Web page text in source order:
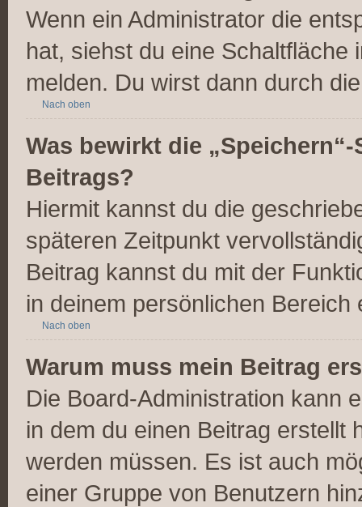
Wenn ein Administrator die
hat, siehst du eine
melden. Du wirst dann durch
Nach oben
Was bewirkt die
Beitrags?
Hiermit kannst du die
späteren Zeitpunkt
Beitrag kannst du mit der
in deinem persönlichen Bereich
Nach oben
Warum muss mein Beitrag
Die Board-Administration kann
in dem du einen Beitrag erstellt
werden müssen. Es ist auch
einer Gruppe von Benutzern